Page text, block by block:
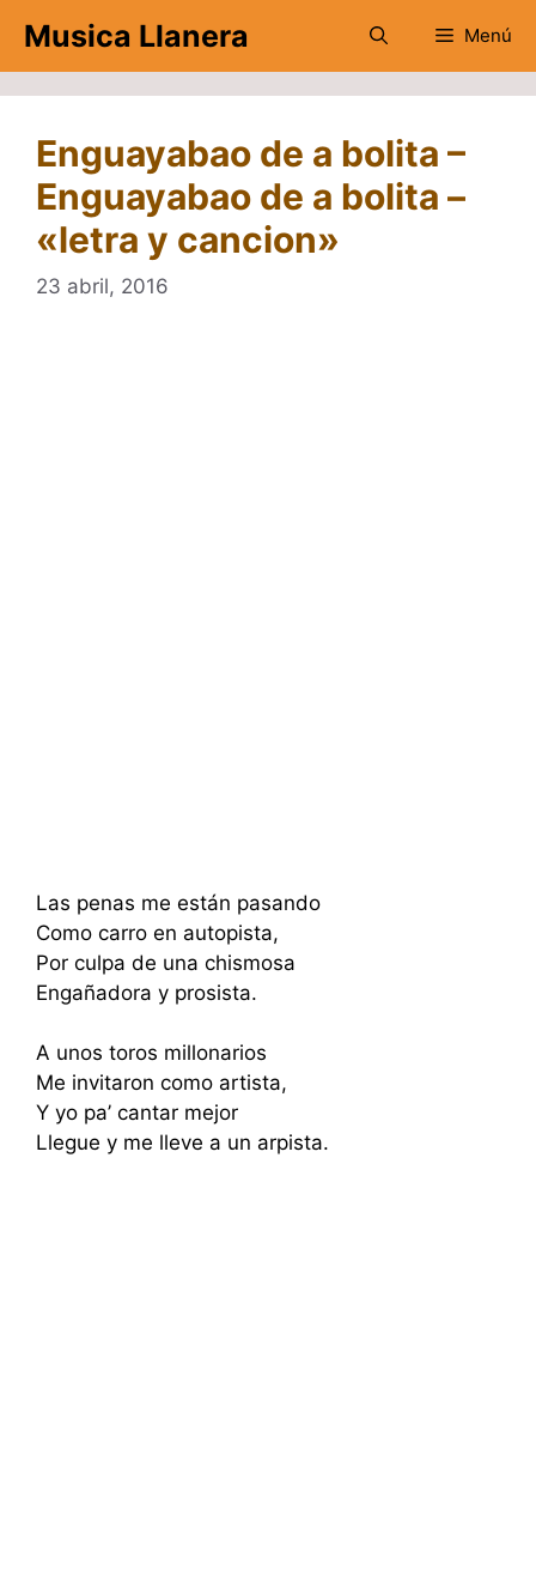
contenido
Musica Llanera Menú
Enguayabao de a bolita –
Enguayabao de a bolita –
«letra y cancion»
23 abril, 2016
Las penas me están pasando
Como carro en autopista,
Por culpa de una chismosa
Engañadora y prosista.
A unos toros millonarios
Me invitaron como artista,
Y yo pa’ cantar mejor
Llegue y me lleve a un arpista.